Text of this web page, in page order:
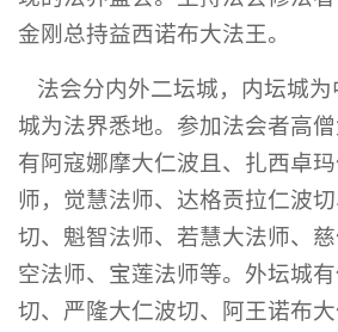
金刚总持益西诺布大法王。
法会分内外二坛城，内坛城为
城为法界悉地。参加法会者高
有阿寇娜摩大仁波且、扎西卓
师，觉慧法师、达格贡拉仁波
切、魁智法师、若慧大法师、
空法师、宝莲法师等。外坛城
切、严隆大仁波切、阿王诺布